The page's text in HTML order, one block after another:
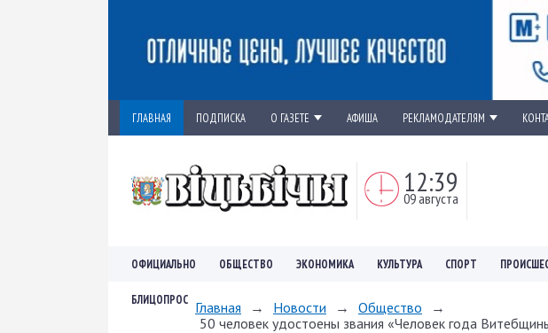
ГЛАВНАЯ ПОДПИСКА О ГАЗЕТЕ АФИША РЕКЛАМОДАТЕЛЯМ
12:39
09 августа
ОФИЦИАЛЬНО ОБЩЕСТВО ЭКОНОМИКА КУЛЬТУРА СПОРТ
БЛИЦОПРОС Главная → Новости → Общество
→
50 человек удостоены звания «Человек года